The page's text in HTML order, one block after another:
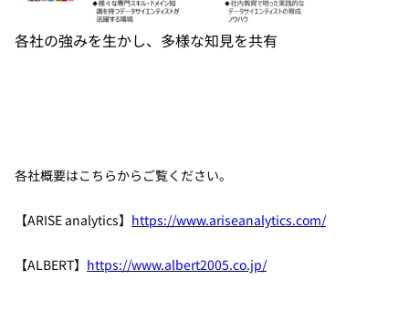
各社の強みを生かし、多様な知見を共有
各社概要はこちらからご覧ください。
【ARISE analytics】 https://www.ariseanalytics.com/
【ALBERT】 https://www.albert2005.co.jp/